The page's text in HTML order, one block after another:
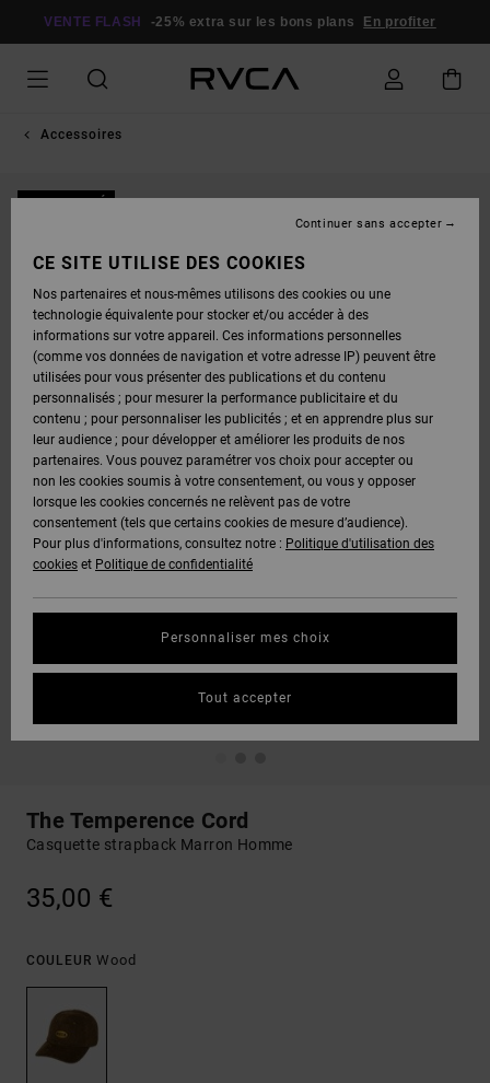
VENTE FLASH -25% extra sur les bons plans En profiter
Accessoires
The Temperence Cord
Casquette strapback Marron Homme
35,00 €
COULEUR Wood
CE SITE UTILISE DES COOKIES
Nos partenaires et nous-mêmes utilisons des cookies ou une
technologie équivalente pour stocker et/ou accéder à des
informations sur votre appareil. Ces informations personnelles
(comme vos données de navigation et votre adresse IP) peuvent être
utilisées pour vous présenter des publications et du contenu
personnalisés ; pour mesurer la performance publicitaire et du
contenu ; pour personnaliser les publicités ; et en apprendre plus sur
leur audience ; pour développer et améliorer les produits de nos
partenaires. Vous pouvez paramétrer vos choix pour accepter ou
non les cookies soumis à votre consentement, ou vous y opposer
lorsque les cookies concernés ne relèvent pas de votre
consentement (tels que certains cookies de mesure d’audience).
Pour plus d'informations, consultez notre : Politique d'utilisation des
cookies et Politique de confidentialité
Personnaliser mes choix
Continuer sans accepter
Tout accepter